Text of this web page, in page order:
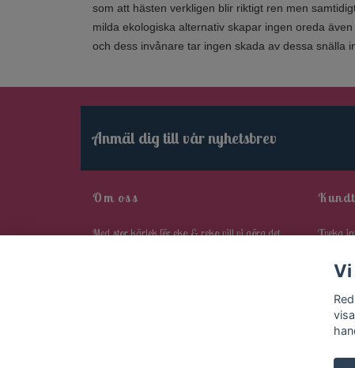
som att hästen verkligen blir riktigt ren men
milda ekologiska alternativ skapar ingen oreda
och dess invånare tar ingen skada av dessa snälla
Anmäl dig till vår nyhetsbrev
Om oss
Med stor kärlek för eko & reko vill vi göra det
Tveka
via vårt
Vi